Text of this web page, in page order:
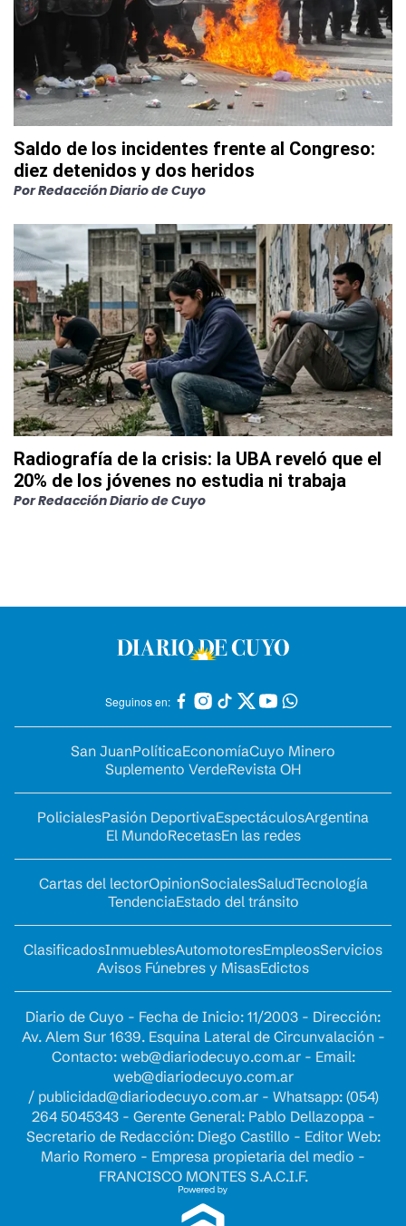
Saldo de los incidentes frente al Congreso:
diez detenidos y dos heridos
PorRedacción Diario de Cuyo
Radiografía de la crisis: la UBA reveló que el
20% de los jóvenes no estudia ni trabaja
PorRedacción Diario de Cuyo
Seguinos en:
San JuanPolíticaEconomíaCuyo Minero
Suplemento VerdeRevista OH
PolicialesPasión DeportivaEspectáculosArgentina
El MundoRecetasEn las redes
Cartas del lectorOpinionSocialesSaludTecnología
TendenciaEstado del tránsito
ClasificadosInmueblesAutomotoresEmpleosServicios
Avisos Fúnebres y MisasEdictos
Diario de Cuyo - Fecha de Inicio: 11/2003 - Dirección:
Av. Alem Sur 1639. Esquina Lateral de Circunvalación -
Contacto: web@diariodecuyo.com.ar- Email:
web@diariodecuyo.com.ar
/ publicidad@diariodecuyo.com.ar- Whatsapp: (054)
264 5045343 - Gerente General: Pablo Dellazoppa -
Secretario de Redacción: Diego Castillo - Editor Web:
Mario Romero - Empresa propietaria del medio -
FRANCISCO MONTES S.A.C.I.F.